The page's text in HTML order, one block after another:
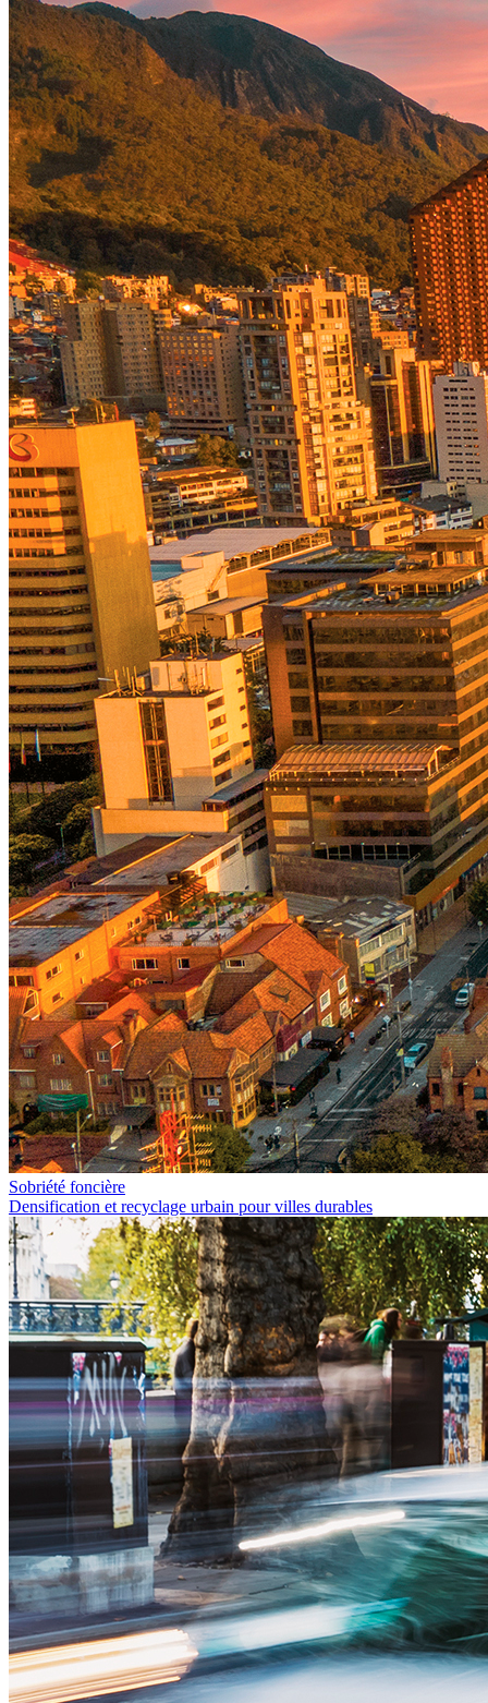
Sobriété foncière
Densification et recyclage urbain pour villes durables